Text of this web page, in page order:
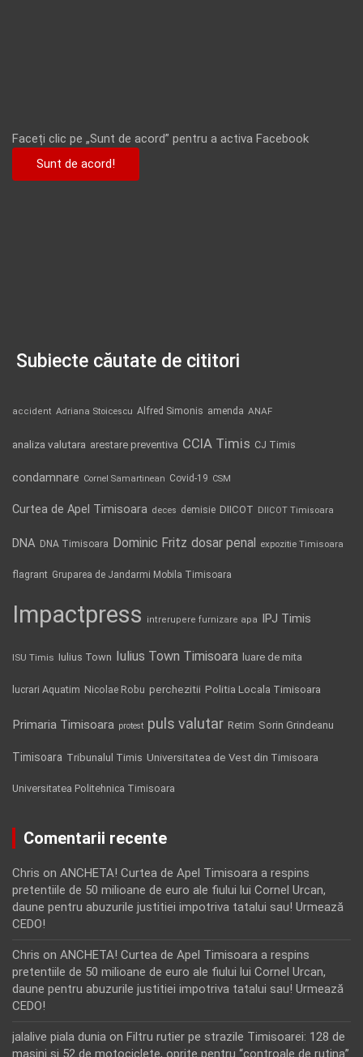
Faceți clic pe „Sunt de acord” pentru a activa Facebook
Sunt de acord!
Subiecte căutate de cititori
accident Adriana Stoicescu Alfred Simonis amenda ANAF
analiza valutara arestare preventiva CCIA Timis CJ Timis
condamnare Cornel Samartinean Covid-19 CSM
Curtea de Apel Timisoara deces demisie DIICOT DIICOT Timisoara
DNA DNA Timisoara Dominic Fritz dosar penal expozitie Timisoara
flagrant Gruparea de Jandarmi Mobila Timisoara
Impactpress intrerupere furnizare apa IPJ Timis
ISU Timis Iulius Town Iulius Town Timisoara luare de mita
lucrari Aquatim Nicolae Robu perchezitii Politia Locala Timisoara
Primaria Timisoara protest puls valutar Retim Sorin Grindeanu
Timisoara Tribunalul Timis Universitatea de Vest din Timisoara
Universitatea Politehnica Timisoara
Comentarii recente
Chris on ANCHETA! Curtea de Apel Timisoara a respins
pretentiile de 50 milioane de euro ale fiului lui Cornel Urcan,
daune pentru abuzurile justitiei impotriva tatalui sau! Urmează
CEDO!
Chris on ANCHETA! Curtea de Apel Timisoara a respins
pretentiile de 50 milioane de euro ale fiului lui Cornel Urcan,
daune pentru abuzurile justitiei impotriva tatalui sau! Urmează
CEDO!
jalalive piala dunia on Filtru rutier pe strazile Timisoarei: 128 de
masini si 52 de motociclete, oprite pentru “controale de rutina”